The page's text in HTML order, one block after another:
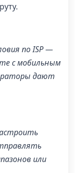
по ISP —
с мобильным
дают
или